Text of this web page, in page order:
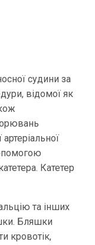
судини за
відомої як
Катетер
та інших
Бляшки
кровотік,